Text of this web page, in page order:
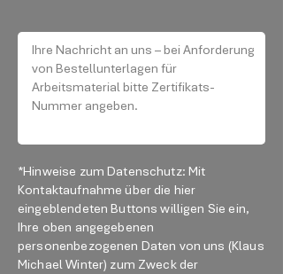
*Hinweise zum Datenschutz: Mit
Kontaktaufnahme über die hier
eingeblendeten Buttons willigen Sie ein,
Ihre oben angegebenen
personenbezogenen Daten von uns (Klaus
Michael Winter) zum Zweck der